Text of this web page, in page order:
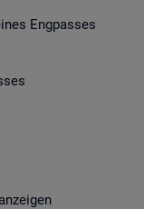
Eng­pas­ses
an­zei­gen